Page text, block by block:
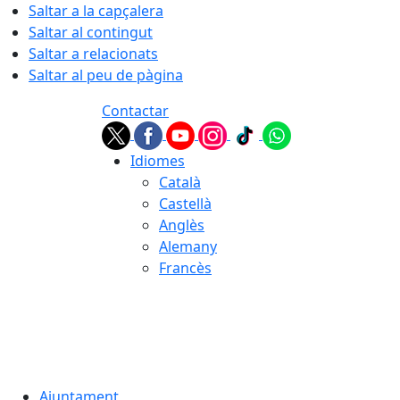
Saltar a la capçalera
Saltar al contingut
Saltar a relacionats
Saltar al peu de pàgina
Contactar
Idiomes
Català
Castellà
Anglès
Alemany
Francès